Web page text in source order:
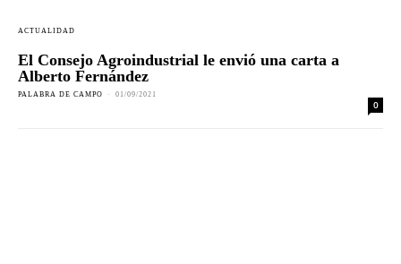
ACTUALIDAD
El Consejo Agroindustrial le envió una carta a
Alberto Fernández
PALABRA DE CAMPO - 01/09/2021
0